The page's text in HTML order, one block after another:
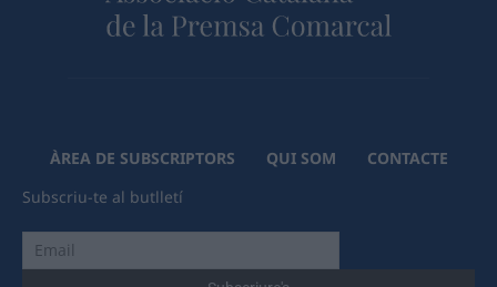
ÀREA DE SUBSCRIPTORS QUI SOM
CONTACTE
Subscriu-te al butlletí